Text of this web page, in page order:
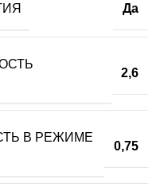
Да
2,6
В РЕЖИМЕ
0,75